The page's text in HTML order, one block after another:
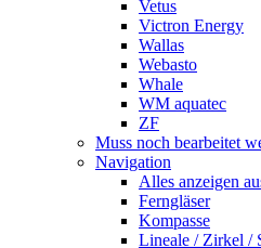
Vetus
Victron Energy
Wallas
Webasto
Whale
WM aquatec
ZF
Muss noch bearbeitet
Navigation
Alles anzeigen
Ferngläser
Kompasse
Lineale / Zirkel /